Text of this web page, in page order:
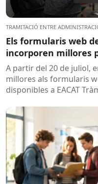
TRAMITACIÓ ENTRE
Els formularis web
incorporen millores
A partir del 20 de juliol,
millores als formularis
disponibles a EACAT